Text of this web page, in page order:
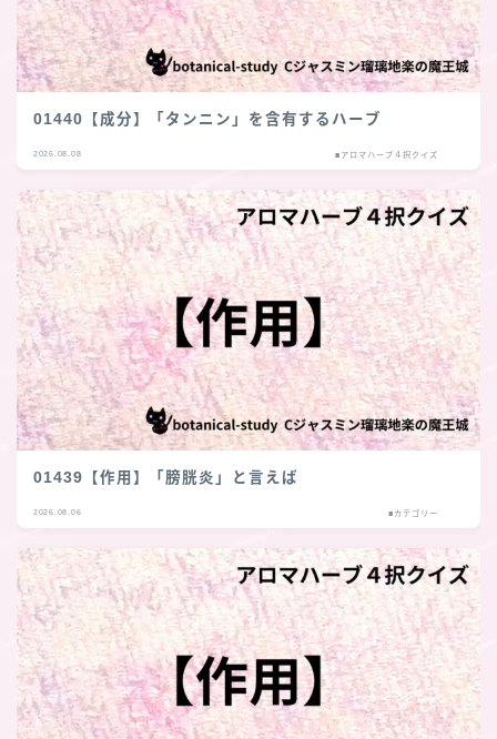
01440【成分】「タンニン」を含有するハーブ
2026.08.08 ■アロマハーブ４択クイズ
01439【作用】「膀胱炎」と言えば
2026.08.06 ■カテゴリー